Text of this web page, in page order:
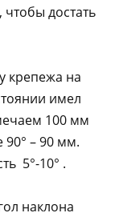
чтобы достать
крепежа на
имел
100 мм
– 90 мм.
5°-10° .
наклона